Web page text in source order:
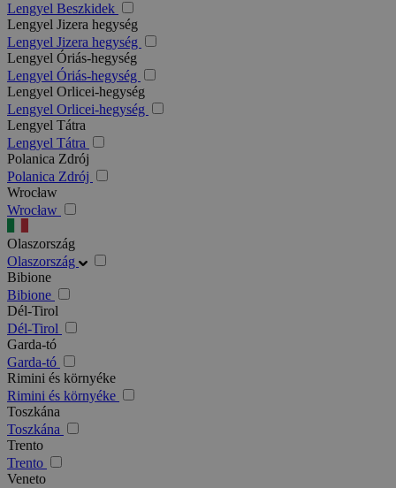
Lengyel Beszkidek
Lengyel Jizera hegység
Lengyel Jizera hegység
Lengyel Óriás-hegység
Lengyel Óriás-hegység
Lengyel Orlicei-hegység
Lengyel Orlicei-hegység
Lengyel Tátra
Lengyel Tátra
Polanica Zdrój
Polanica Zdrój
Wrocław
Wrocław
Olaszország
Olaszország
Bibione
Bibione
Dél-Tirol
Dél-Tirol
Garda-tó
Garda-tó
Rimini és környéke
Rimini és környéke
Toszkána
Toszkána
Trento
Trento
Veneto